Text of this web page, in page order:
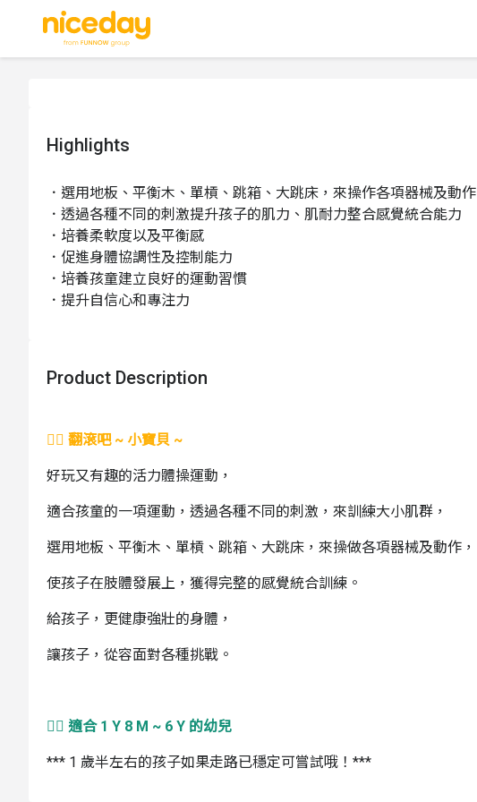
Highlights
．選用地板、平衡木、單槓、跳箱、大跳床，來操作各項器械及動作
．透過各種不同的刺激提升孩子的肌力、肌耐力整合感覺統合能力
．培養柔軟度以及平衡感
．促進身體協調性及控制能力
．培養孩童建立良好的運動習慣
．提升自信心和專注力
Product Description
🤸‍♀️ 翻滾吧 ~ 小寶貝 ~
好玩又有趣的活力體操運動，
適合孩童的一項運動，透過各種不同的刺激，來訓練大小肌群，
選用地板、平衡木、單槓、跳箱、大跳床，來操做各項器械及動作，
使孩子在肢體發展上，獲得完整的感覺統合訓練。
給孩子，更健康強壯的身體，
讓孩子，從容面對各種挑戰。
🤸‍♀️ 適合 1 Y 8 M ~ 6 Y 的幼兒
*** 1 歲半左右的孩子如果走路已穩定可嘗試哦！***